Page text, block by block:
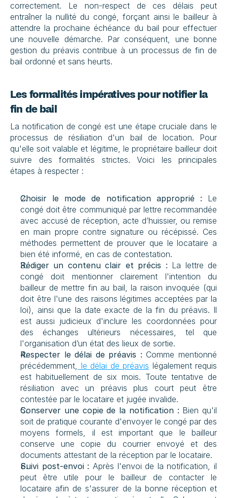
correctement. Le non-respect de ces délais peut
entraîner la nullité du congé, forçant ainsi le bailleur à
attendre la prochaine échéance du bail pour effectuer
une nouvelle démarche. Par conséquent, une bonne
gestion du préavis contribue à un processus de fin de
bail ordonné et sans heurts.
Les formalités impératives pour notifier la
fin de bail
La notification de congé est une étape cruciale dans le
processus de résiliation d'un bail de location. Pour
qu'elle soit valable et légitime, le propriétaire bailleur doit
suivre des formalités strictes. Voici les principales
étapes à respecter :
Choisir le mode de notification approprié : Le
congé doit être communiqué par lettre recommandée
avec accusé de réception, acte d’huissier, ou remise
en main propre contre signature ou récépissé. Ces
méthodes permettent de prouver que le locataire a
bien été informé, en cas de contestation.
Rédiger un contenu clair et précis : La lettre de
congé doit mentionner clairement l'intention du
bailleur de mettre fin au bail, la raison invoquée (qui
doit être l'une des raisons légitimes acceptées par la
loi), ainsi que la date exacte de la fin du préavis. Il
est aussi judicieux d'inclure les coordonnées pour
des échanges ultérieurs nécessaires, tel que
l'organisation d’un état des lieux de sortie.
Respecter le délai de préavis : Comme mentionné
précédemment, le délai de préavis légalement requis
est habituellement de six mois. Toute tentative de
résiliation avec un préavis plus court peut être
contestée par le locataire et jugée invalide.
Conserver une copie de la notification : Bien qu'il
soit de pratique courante d'envoyer le congé par des
moyens formels, il est important que le bailleur
conserve une copie du courrier envoyé et des
documents attestant de la réception par le locataire.
Suivi post-envoi : Après l'envoi de la notification, il
peut être utile pour le bailleur de contacter le
locataire afin de s'assurer de la bonne réception et